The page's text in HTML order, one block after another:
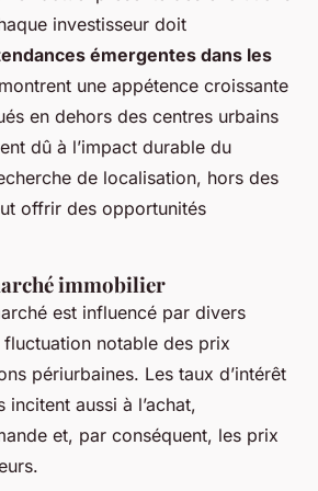
investisseur doit
émergentes dans les
montrent une appétence croissante
en dehors des centres urbains
dû à l’impact durable du
de localisation, hors des
offrir des opportunités
immobilier
est influencé par divers
notable des prix
périurbaines. Les taux d’intérêt
incitent aussi à l’achat,
et, par conséquent, les prix